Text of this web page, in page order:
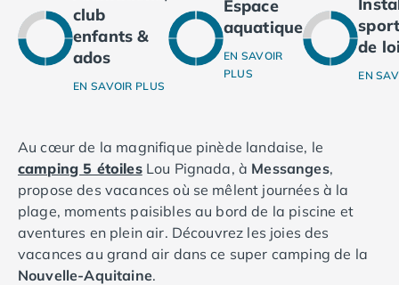
Camping Ardennes
Camping Corse
Camping Corse-du-Sud
Camping Ghisonaccia
Camping Saint-Florent
Camping Franche-Comté
Camping Doubs
Camping Jura
Camping Clairvaux-les-Lacs
Camping Haute-Normandie
club
enfants &
ados
EN SAVOIR PLUS
Espace
aquatique
EN SAVOIR
PLUS
de
EN
Au cœur de la magnifique pinède landaise, le
camping 5 étoilesLou Pignada, à Messanges,
propose des vacances où se mêlent journées à la
plage, moments paisibles au bord de la piscine et
aventures en plein air. Découvrez les joies des
vacances au grand air dans ce super camping de la
Nouvelle-Aquitaine.